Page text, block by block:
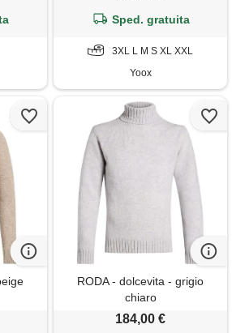
Sped. gratuita
3XL L M S XL XXL
Yoox
RODA - dolcevita - grigio
chiaro
184,00 €